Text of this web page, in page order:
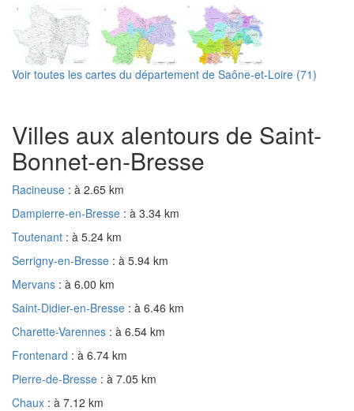
Voir toutes les cartes du département de Saône-et-Loire (71)
Villes aux alentours de Saint-
Bonnet-en-Bresse
Racineuse : à 2.65 km
Dampierre-en-Bresse : à 3.34 km
Toutenant : à 5.24 km
Serrigny-en-Bresse : à 5.94 km
Mervans : à 6.00 km
Saint-Didier-en-Bresse : à 6.46 km
Charette-Varennes : à 6.54 km
Frontenard : à 6.74 km
Pierre-de-Bresse : à 7.05 km
Chaux : à 7.12 km